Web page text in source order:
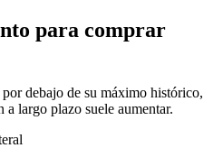
para comprar
debajo de su máximo histórico,
largo plazo suele aumentar.